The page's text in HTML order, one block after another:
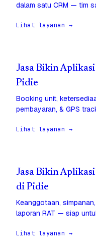
dalam satu CRM — tim
Lihat layanan →
Jasa Bikin
Pidie
Booking unit,
pembayaran, & GPS
Lihat layanan →
Jasa Bikin
di Pidie
Keanggotaan,
laporan RAT — siap
Lihat layanan →